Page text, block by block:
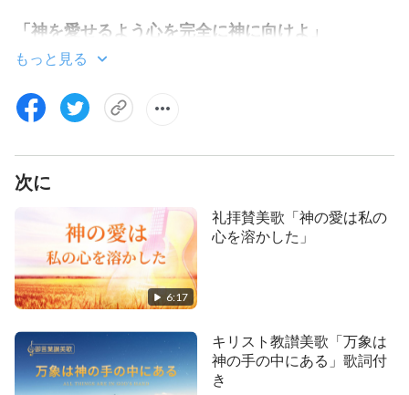
「神を愛せるよう心を完全に神に向けよ」
「神が救う人々は神の心の中で//最も大切な者た
ち」
「神の謙りはとても素晴らしい」
「あなたの生活を神の言葉で満たしなさい」
「神の愛は最も真実である」
「神が気に留めるのは人の心である」
「あなたは神により完全にされることを追い求める
者か」
もっと見る
次に
6:17
礼拝賛美歌「神の愛は私の
心を溶かした」
キリスト教讃美歌「万象は
神の手の中にある」歌詞付
き